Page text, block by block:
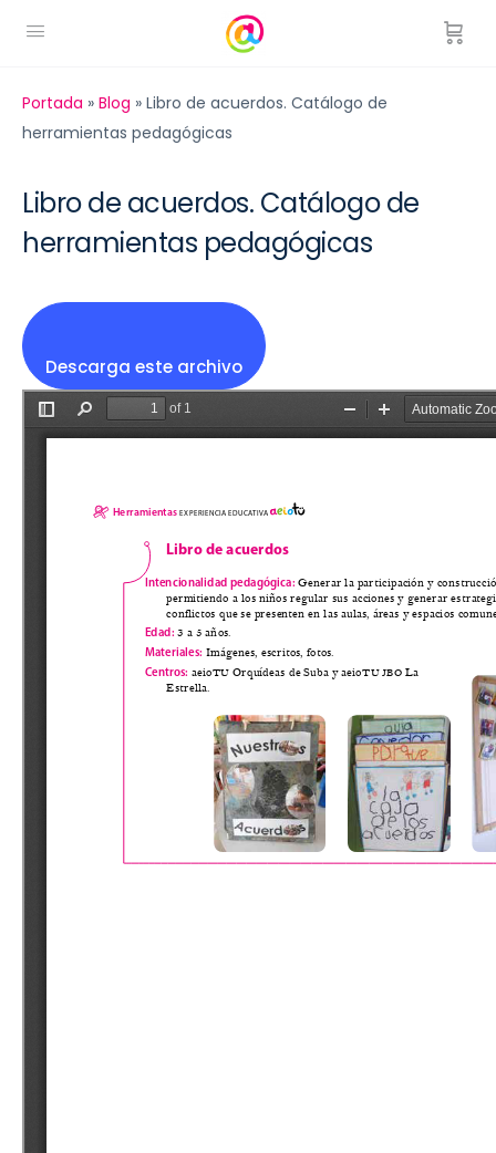
Portada » Blog » Libro de acuerdos. Catálogo de
herramientas pedagógicas
Libro de acuerdos. Catálogo de
herramientas pedagógicas
Descarga este archivo